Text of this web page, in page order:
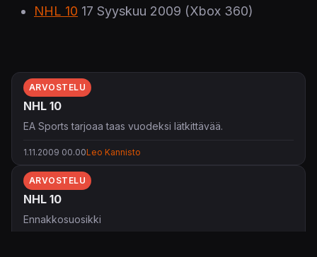
NHL 10 17 Syyskuu 2009 (Xbox 360)
ARVOSTELU
NHL 10
EA Sports tarjoaa taas vuodeksi lätkittävää.
1.11.2009 00.00Leo Kannisto
ARVOSTELU
NHL 10
Ennakkosuosikki